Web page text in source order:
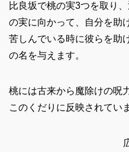
比良坂で桃の実3つを取り
の実に向かって、自分を助
苦しんでいる時に彼らを助
の名を与えます。
桃には古来から魔除けの呪
このくだりに反映されてい